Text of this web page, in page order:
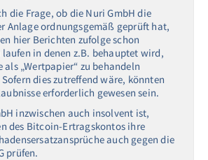
die Frage, ob die Nuri GmbH die
Anlage ordnungsgemäß geprüft hat,
hier Berichten zufolge schon
in denen z.B. behauptet wird,
als „Wertpapier“ zu behandeln
dies zutreffend wäre, könnten
erforderlich gewesen sein.
inzwischen auch insolvent ist,
des Bitcoin-Ertragskontos ihre
auch gegen die
prüfen.